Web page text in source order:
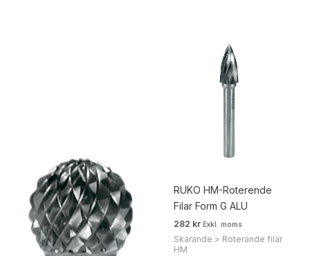
RUKO HM-Roterende
Filar Form G ALU
282 kr Exkl. moms
Skärande > Roterande filar
HM